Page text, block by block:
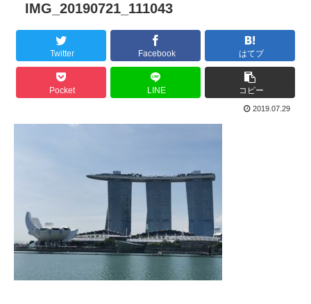
IMG_20190721_111043
Twitter Facebook はてブ
Pocket LINE コピー
2019.07.29